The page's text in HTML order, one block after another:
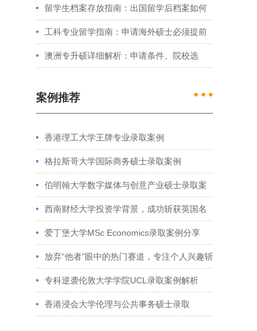
例看港大、港中文申请要求
留学生档案存放指南：出国留学后档案如何
处理？留学服务中心常见问题解答
工科专业留学指南：申请海外硕士必须提前
准备的4件事
澳洲专升硕详细解析：申请条件、院校选
案例推荐 ● ● ●
香港理工大学王牌专业录取案例
格拉斯哥大学国际商务硕士录取案例
伯明翰大学数字媒体与创意产业硕士录取案
例 西南财经大学投资学背景，成功斩获英国名
校多份Offer
爱丁堡大学MSc Economics录取案例分享
放弃“他者”眼中的热门赛道，专注个人兴趣斩
获藤校offer｜成功跨专业申请经验分享
专科逆袭伦敦大学学院UCL录取案例解析
香港浸会大学伦理与公共事务硕士录取